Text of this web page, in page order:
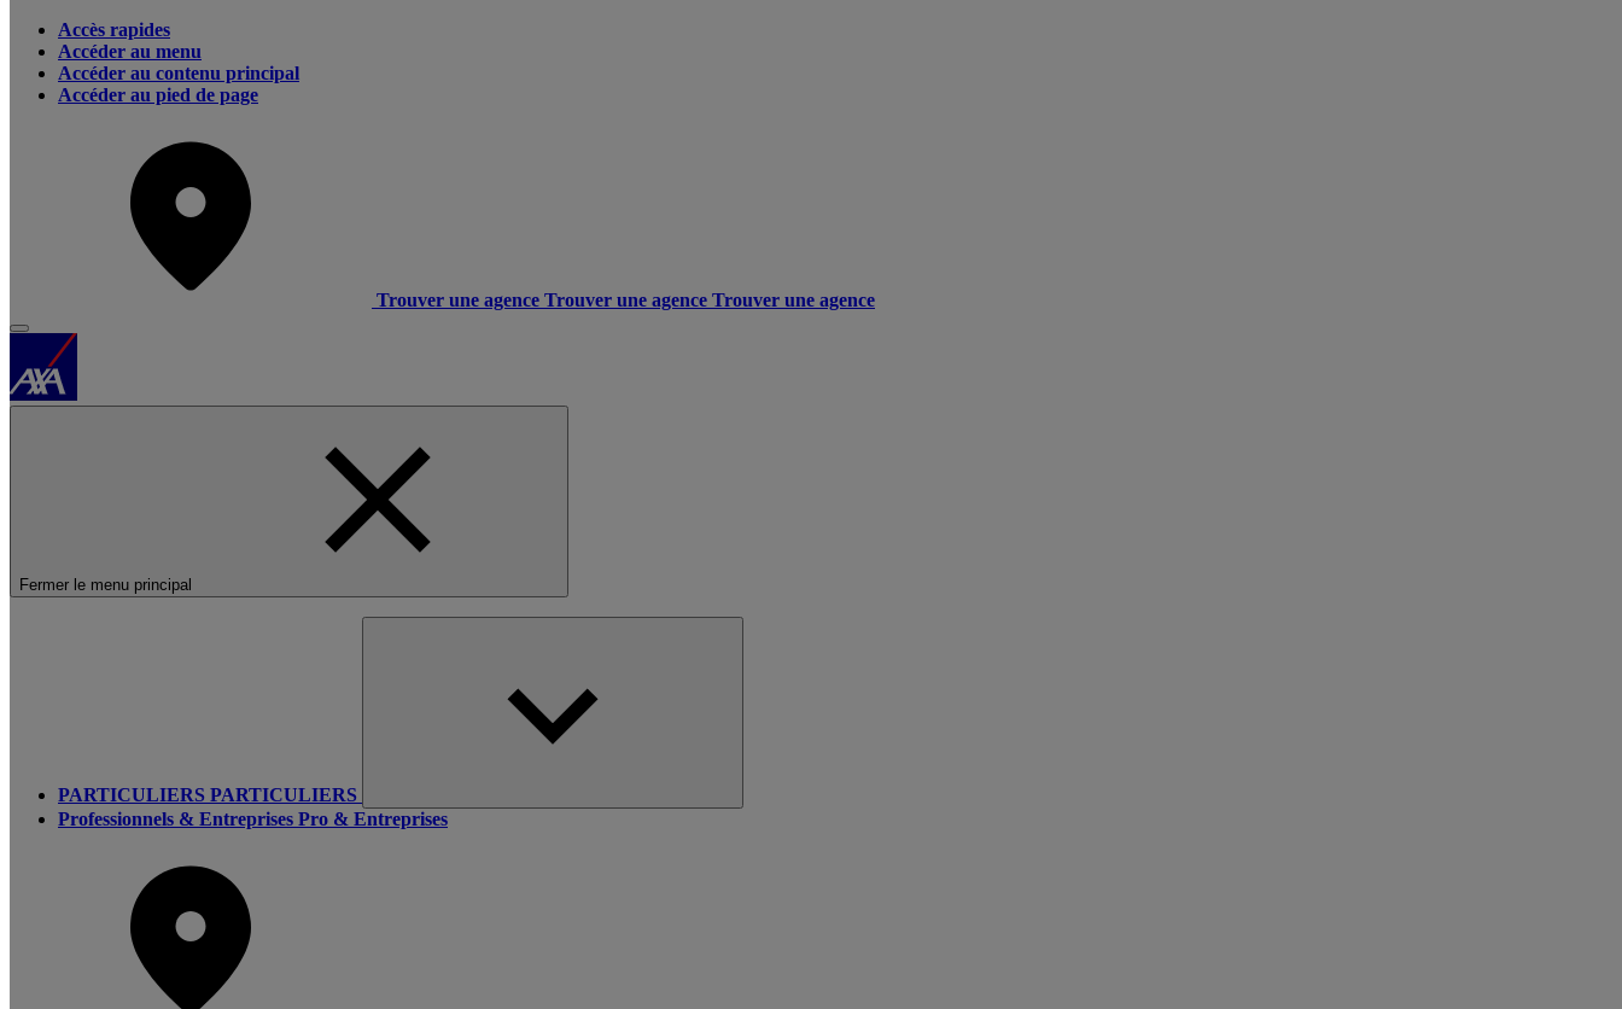
Accès rapides
Accéder au menu
Accéder au contenu principal
Accéder au pied de page
Trouver une agence Trouver une agence Trouver une agence
Fermer le menu principal
PARTICULIERS PARTICULIERS
Professionnels & Entreprises Pro & Entreprises